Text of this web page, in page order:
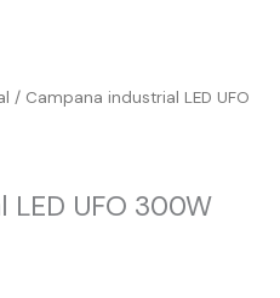
/ Campana industrial LED UFO
UFO 300W